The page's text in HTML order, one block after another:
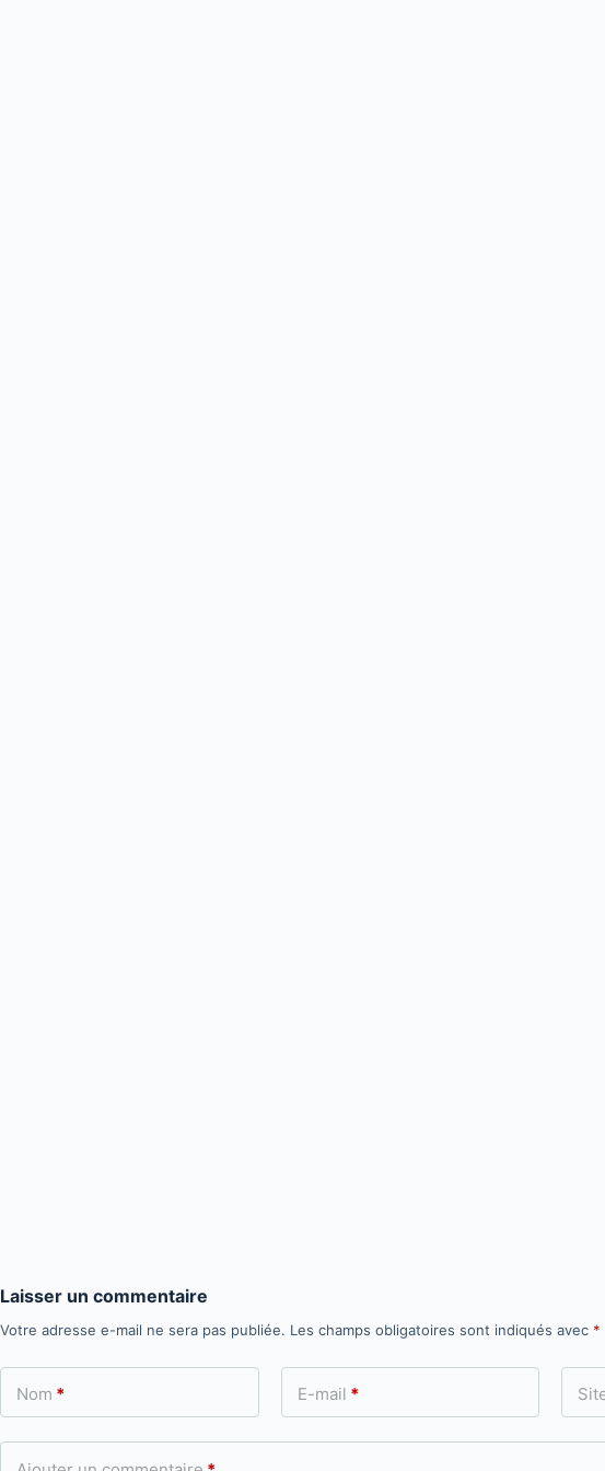
Laisser un commentaire
Votre adresse e-mail ne sera pas publiée. Les champs obligatoires sont indiqués avec *
Nom * E-mail *